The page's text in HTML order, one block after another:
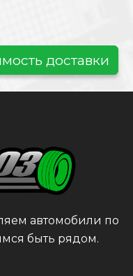
доставки
автомобили по
быть рядом.